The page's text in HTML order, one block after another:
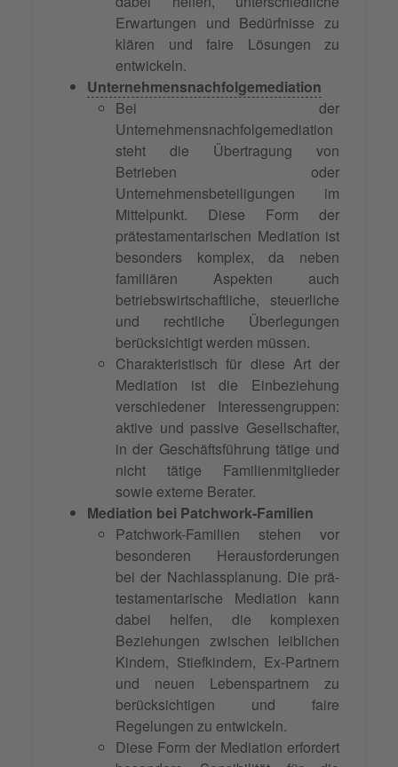
Erwartungen und Bedürfnisse zu
klären und faire Lösungen zu
entwickeln.
Unternehmensnachfolgemediation
Bei der
Unternehmensnachfolgemediation
steht die Übertragung von
Betrieben oder
Unternehmensbeteiligungen im
Mittelpunkt. Diese Form der
prätestamentarischen Mediation ist
besonders komplex, da neben
familiären Aspekten auch
betriebswirtschaftliche, steuerliche
und rechtliche Überlegungen
berücksichtigt werden müssen.
Charakteristisch für diese Art der
Mediation ist die Einbeziehung
verschiedener Interessengruppen:
aktive und passive Gesellschafter,
in der Geschäftsführung tätige und
nicht tätige Familienmitglieder
sowie externe Berater.
Mediation bei Patchwork-Familien
Patchwork-Familien stehen vor
besonderen Herausforderungen
bei der Nachlassplanung. Die prä-
testamentarische Mediation kann
dabei helfen, die komplexen
Beziehungen zwischen leiblichen
Kindern, Stiefkindern, Ex-Partnern
und neuen Lebenspartnern zu
berücksichtigen und faire
Regelungen zu entwickeln.
Diese Form der Mediation erfordert